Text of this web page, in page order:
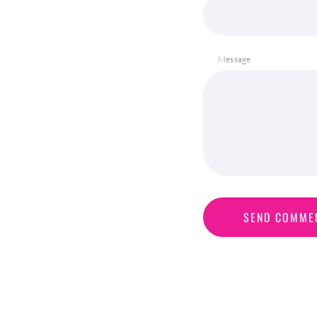
Message
SEND COMME
SEND